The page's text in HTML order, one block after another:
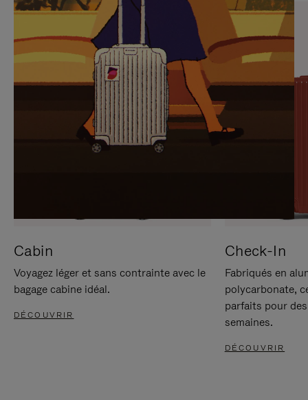
SUR
POUR
METTRE
PAUSE
VEUILLEZ
CLIQUER
POUR
RÉACTIVER
LE
SON
Cabin
Voyagez léger et sans contrainte avec le
bagage cabine idéal.
DÉCOUVRIR
Check-In
Fabriqués en
polycarbonate,
parfaits pour
semaines.
DÉCOUVRIR